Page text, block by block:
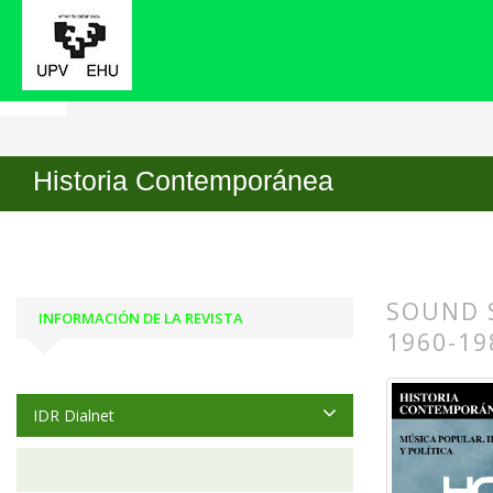
Historia Contemporánea
Inicio Archivos Núm. 57 (2018): Música
SOUND
1960-
INFORMACIÓN DE LA REVISTA
IDR Dialnet